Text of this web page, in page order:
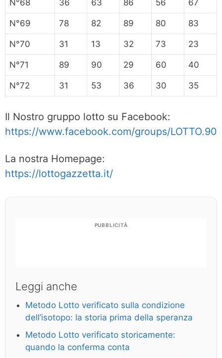
N°68 36 63 86 56 67
N°69 78 82 89 80 83
N°70 31 13 32 73 23
N°71 89 90 29 60 40
N°72 31 53 36 30 35
Il Nostro gruppo lotto su Facebook:
https://www.facebook.com/groups/LOTTO.90
La nostra Homepage:
https://lottogazzetta.it/
PUBBLICITÀ
Leggi anche
Metodo Lotto verificato sulla condizione
dell’isotopo: la storia prima della speranza
Metodo Lotto verificato storicamente:
quando la conferma conta